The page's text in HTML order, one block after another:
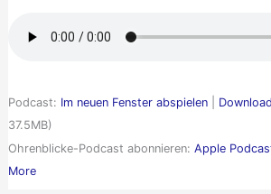
Zeitreisen
2009)
Podcast: Im neuen Fenster abspielen| Download
37.5MB)
Ohrenblicke-Podcast abonnieren: Apple
More